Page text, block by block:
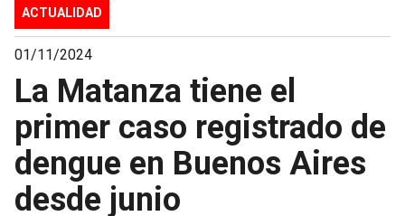
ACTUALIDAD
01/11/2024
La Matanza tiene el
primer caso registrado de
dengue en Buenos Aires
desde junio